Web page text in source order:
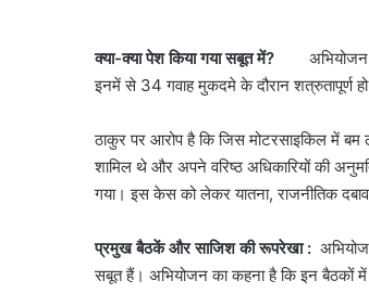
क्या-क्या पेश किया गया सबूत में? अभियोजन
इनमें से 34 गवाह मुकदमे के दौरान शत्रुतापूर्ण
ठाकुर पर आरोप है कि जिस मोटरसाइकिल में बम
शामिल थे और अपने वरिष्ठ अधिकारियों की
गया। इस केस को लेकर यातना, राजनीतिक
प्रमुख बैठकें और साजिश की रूपरेखा :
सबूत हैं। अभियोजन का कहना है कि इन बैठकों में